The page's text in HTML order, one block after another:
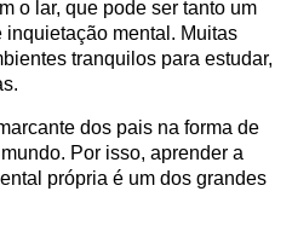
o lar, que pode ser tanto um
inquietação mental. Muitas
tranquilos para estudar,
dos pais na forma de
Por isso, aprender a
própria é um dos grandes